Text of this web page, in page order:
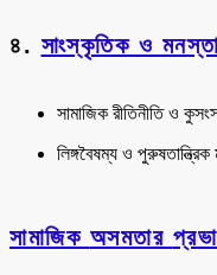
৪. সাংস্কৃতিক ও
সামাজিক রীতিনীতি ও
লিঙ্গবৈষম্য ও পুরুষতান্ত্রিক
সামাজিক অসমতার